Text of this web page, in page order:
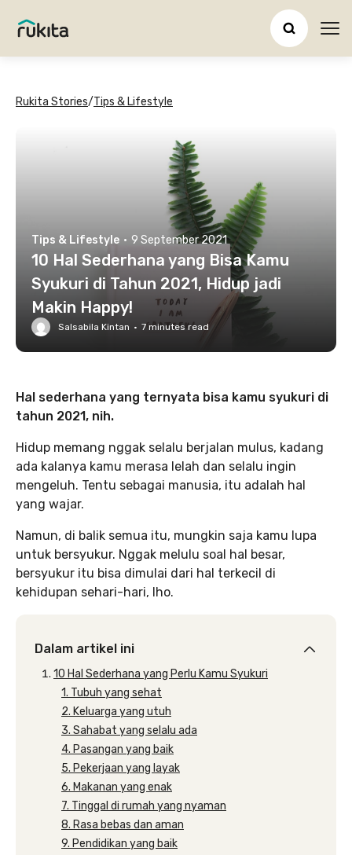
Rukita Stories/Tips & Lifestyle
Tips & Lifestyle · 9 September 2021
10 Hal Sederhana yang Bisa Kamu
Syukuri di Tahun 2021, Hidup jadi
Makin Happy!
Salsabila Kintan · 7 minutes read
Hal sederhana yang ternyata bisa kamu syukuri di
tahun 2021, nih.
Hidup memang nggak selalu berjalan mulus, kadang
ada kalanya kamu merasa lelah dan selalu ingin
mengeluh. Tentu sebagai manusia, itu adalah hal
yang wajar.
Namun, di balik semua itu, mungkin saja kamu lupa
untuk bersyukur. Nggak melulu soal hal besar,
bersyukur itu bisa dimulai dari hal terkecil di
kehidupan sehari-hari, lho.
Dalam artikel ini
10 Hal Sederhana yang Perlu Kamu Syukuri
1. Tubuh yang sehat
2. Keluarga yang utuh
3. Sahabat yang selalu ada
4. Pasangan yang baik
5. Pekerjaan yang layak
6. Makanan yang enak
7. Tinggal di rumah yang nyaman
8. Rasa bebas dan aman
9. Pendidikan yang baik